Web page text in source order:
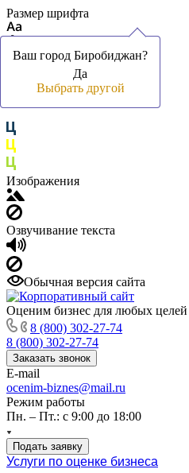
Размер шрифта
Цвет фона и шрифта
Изображения
Озвучивание текста
Обычная версия сайта
Оценим бизнес для любых целей
8 (800) 302-27-74
8 (800) 302-27-74
Заказать звонок
E-mail
ocenim-biznes@mail.ru
Режим работы
Пн. – Пт.: с 9:00 до 18:00
Подать заявку
Услуги по оценке бизнеса
Ваш город Биробиджан?
Да
Выбрать другой
Ваш город Биробиджан?
Да
Выбрать другой